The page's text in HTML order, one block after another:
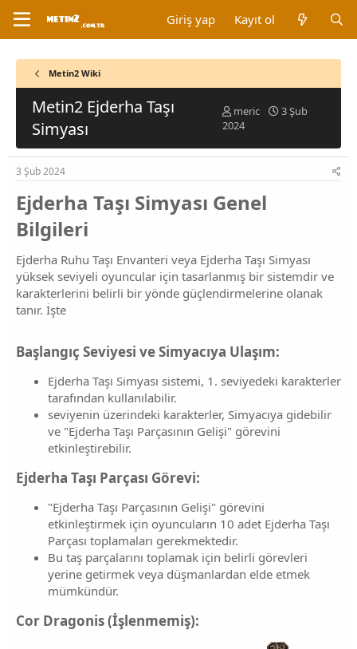
Giriş yap Kayıt ol
Metin2 Wiki
Metin2 Ejderha Taşı
Simyası
K
o
b
u
b
a
t
a
meric
B
l
r
i
h
3 Şub
2024
3 Şub 2024
Ejderha Taşı Simyası Genel
Bilgileri​
Ejderha Ruhu Taşı Envanteri veya Ejderha Taşı Simyası
yüksek seviyeli oyuncular için tasarlanmış bir sistemdir ve
karakterlerini belirli bir yönde güçlendirmelerine olanak
tanır. İşte
Başlangıç Seviyesi ve Simyacıya Ulaşım:
Ejderha Taşı Simyası sistemi, 1. seviyedeki karakterler
tarafından kullanılabilir.
seviyenin üzerindeki karakterler, Simyacıya gidebilir
ve "Ejderha Taşı Parçasının Gelişi" görevini
etkinleştirebilir.
Ejderha Taşı Parçası Görevi:
"Ejderha Taşı Parçasının Gelişi" görevini
etkinleştirmek için oyuncuların 10 adet Ejderha Taşı
Parçası toplamaları gerekmektedir.
Bu taş parçalarını toplamak için belirli görevleri
yerine getirmek veya düşmanlardan elde etmek
mümkündür.
Cor Dragonis (İşlenmemiş):​